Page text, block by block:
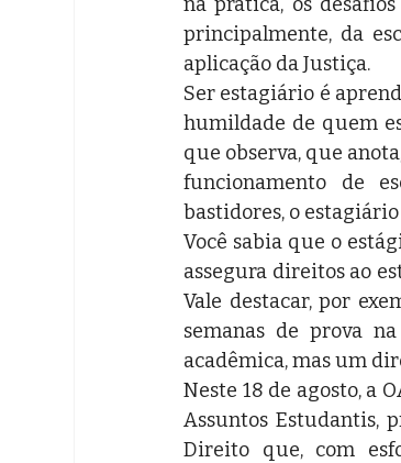
principalmente, da
aplicação da Justiça.
Ser estagiário é
humildade de quem
que observa, que
funcionamento de
bastidores, o
Você sabia que o
assegura direitos ao
Vale destacar, por
semanas de prova
acadêmica, mas um
Neste 18 de agosto, a
Assuntos Estudantis,
Direito que, com